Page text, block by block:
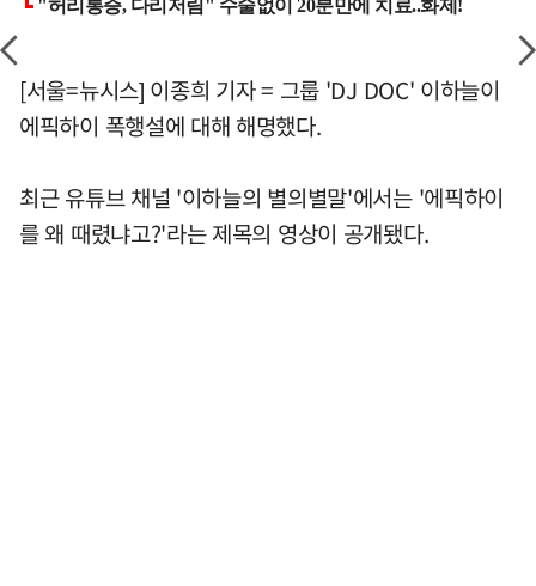
[서울=뉴시스] 이종희 기자 = 그룹 'DJ DOC' 이하늘이
에픽하이 폭행설에 대해 해명했다.
최근 유튜브 채널 '이하늘의 별의별말'에서는 '에픽하이
를 왜 때렸냐고?'라는 제목의 영상이 공개됐다.